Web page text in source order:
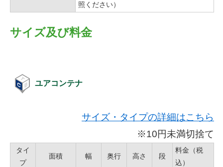
照ください）
サイズ及び料金
ユアコンテナ
サイズ・タイプの詳細はこちら
※10円未満切捨て
タイ
プ
面積 幅 奥行 高さ 段
料金（税
込）